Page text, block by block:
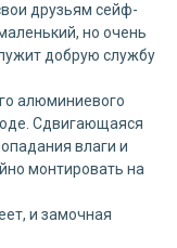
друзьям сейф-
но очень
добрую службу
алюминиевого
Сдвигающаяся
влаги и
монтировать на
и замочная